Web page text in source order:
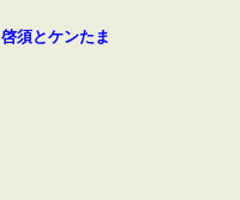
啓須とケンたま